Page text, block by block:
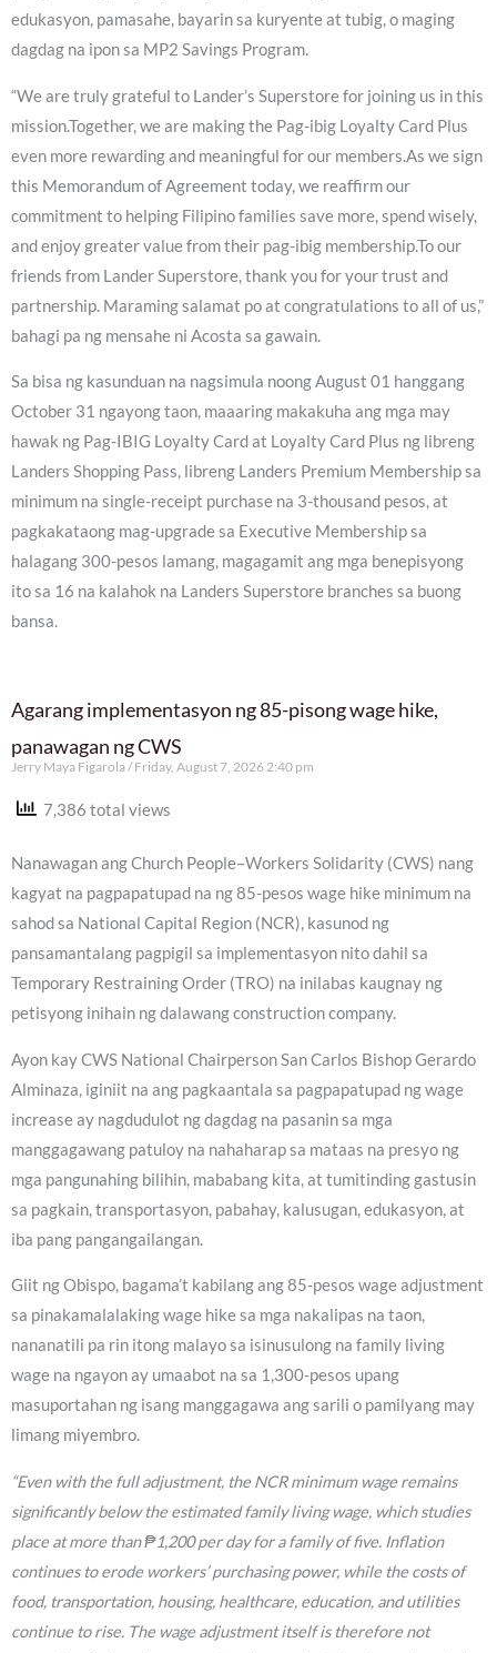
edukasyon, pamasahe, bayarin sa kuryente at tubig, o maging
dagdag na ipon sa MP2 Savings Program.
“We are truly grateful to Lander’s Superstore for joining us in this
mission.Together, we are making the Pag-ibig Loyalty Card Plus
even more rewarding and meaningful for our members.As we sign
this Memorandum of Agreement today, we reaffirm our
commitment to helping Filipino families save more, spend wisely,
and enjoy greater value from their pag-ibig membership.To our
friends from Lander Superstore, thank you for your trust and
partnership. Maraming salamat po at congratulations to all of us,”
bahagi pa ng mensahe ni Acosta sa gawain.
Sa bisa ng kasunduan na nagsimula noong August 01 hanggang
October 31 ngayong taon, maaaring makakuha ang mga may
hawak ng Pag-IBIG Loyalty Card at Loyalty Card Plus ng libreng
Landers Shopping Pass, libreng Landers Premium Membership sa
minimum na single-receipt purchase na 3-thousand pesos, at
pagkakataong mag-upgrade sa Executive Membership sa
halagang 300-pesos lamang, magagamit ang mga benepisyong
ito sa 16 na kalahok na Landers Superstore branches sa buong
bansa.
Agarang implementasyon ng 85-pisong wage hike,
panawagan ng CWS
Jerry Maya Figarola Friday, August 7, 2026 2:40 pm
7,386 total views
Nanawagan ang Church People–Workers Solidarity (CWS) nang
kagyat na pagpapatupad na ng 85-pesos wage hike minimum na
sahod sa National Capital Region (NCR), kasunod ng
pansamantalang pagpigil sa implementasyon nito dahil sa
Temporary Restraining Order (TRO) na inilabas kaugnay ng
petisyong inihain ng dalawang construction company.
Ayon kay CWS National Chairperson San Carlos Bishop Gerardo
Alminaza, iginiit na ang pagkaantala sa pagpapatupad ng wage
increase ay nagdudulot ng dagdag na pasanin sa mga
manggagawang patuloy na nahaharap sa mataas na presyo ng
mga pangunahing bilihin, mababang kita, at tumitinding gastusin
sa pagkain, transportasyon, pabahay, kalusugan, edukasyon, at
iba pang pangangailangan.
Giit ng Obispo, bagama’t kabilang ang 85-pesos wage adjustment
sa pinakamalalaking wage hike sa mga nakalipas na taon,
nananatili pa rin itong malayo sa isinusulong na family living
wage na ngayon ay umaabot na sa 1,300-pesos upang
masuportahan ng isang manggagawa ang sarili o pamilyang may
limang miyembro.
“Even with the full adjustment, the NCR minimum wage remains
significantly below the estimated family living wage, which studies
place at more than ₱1,200 per day for a family of five. Inflation
continues to erode workers’ purchasing power, while the costs of
food, transportation, housing, healthcare, education, and utilities
continue to rise. The wage adjustment itself is therefore not